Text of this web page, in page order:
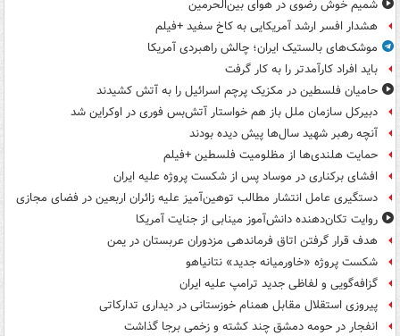
شمیم خوش رضوی در هوای بین‌الحرمین
هشدار افسر ارشد آمریکایی به کاخ سفید +فیلم
موشک‌های بالستیک ایران؛ چالش راهبردی آمریکا
باید افراد کارآمدتر را به کار گرفت
حامیان فلسطین در مکزیک پرچم اسرائیل را به آتش کشیدند
دبیرکل سازمان ملل باز هم خواستار آتش‌بس فوری در اوکراین شد
آنچه رهبر شهید سال‌ها پیش دیده بودند
حمایت هلندی‌ها از مظلومیت فلسطین +فیلم
افشای برکناری در موساد پس از شکست پروژه علیه ایران
دستگیری عامل انتشار مطالب توهین‌آمیز علیه زائران اربعین در فضای مجازی
روایت تکان‌دهنده دانش‌آموز مینابی از جنایت آمریکا
هدف قرار گرفتن اتاق‌ فرماندهی مزدوران عربستان در یمن
شکست پروژه «خاورمیانه جدید» نتانیاهو
گزافه‌گویی و لفاظی جدید ترامپ علیه ایران
پیروزی استقلال مقابل همنام خوزستانی در دیداری تدارکاتی
انفجار در حومه دمشق چند کشته و زخمی برجا گذاشت